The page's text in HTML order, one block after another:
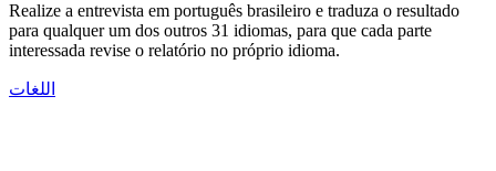
Realize a entrevista em português brasileiro e traduza o resultado
para qualquer um dos outros 31 idiomas, para que cada parte
interessada revise o relatório no próprio idioma.
اللغات